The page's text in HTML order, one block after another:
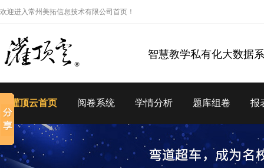
欢迎进入常州美拓信息技术有限公司首页！
智慧教学私有化大数据
灌顶云首页 阅卷系统 学情分析 题库组卷 报